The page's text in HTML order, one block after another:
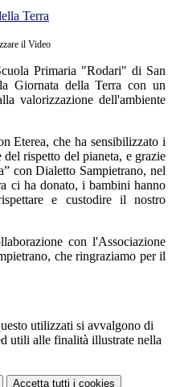
il Video
Primaria "Rodari" di San
Giornata della Terra con un
valorizzazione dell'ambiente
Eterea, che ha sensibilizzato i
rispetto del pianeta, e grazie
con Dialetto Sampietrano, nel
ci ha donato, i bambini hanno
e custodire il nostro
con l'Associazione
che ringraziamo per il
utilizzati si avvalgono di
utili alle finalità illustrate nella
Accetta tutti i cookies